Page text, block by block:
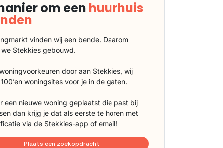
om een huurhuis
vinden wij een bende. Daarom
Stekkies gebouwd.
door aan Stekkies, wij
woningsites voor je in de gaten.
een nieuwe woning geplaatst die past bij
dan krijg je dat als eerste te horen met
via de Stekkies-app of email!
Plaats een zoekopdracht